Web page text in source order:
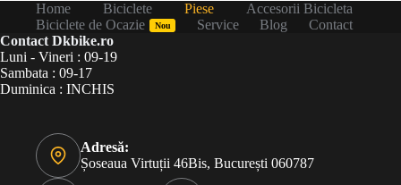
Home Biciclete Piese
Accesorii Bicicleta
Biciclete de Ocazie
Nou Service Blog
Contact
Contact Dkbike.ro
Luni - Vineri : 09-19
Sambata : 09-17
Duminica : INCHIS
Adresă:
Șoseaua Virtuții 46Bis, București 060787